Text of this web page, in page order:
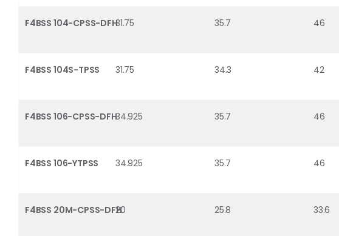
F4BSS 104-CPSS-DFH31.75 35.7 46
F4BSS 104S-TPSS 31.75 34.3 42
F4BSS 106-CPSS-DFH34.925 35.7 46
F4BSS 106-YTPSS 34.925 35.7 46
F4BSS 20M-CPSS-DFH
20 25.8 33.6